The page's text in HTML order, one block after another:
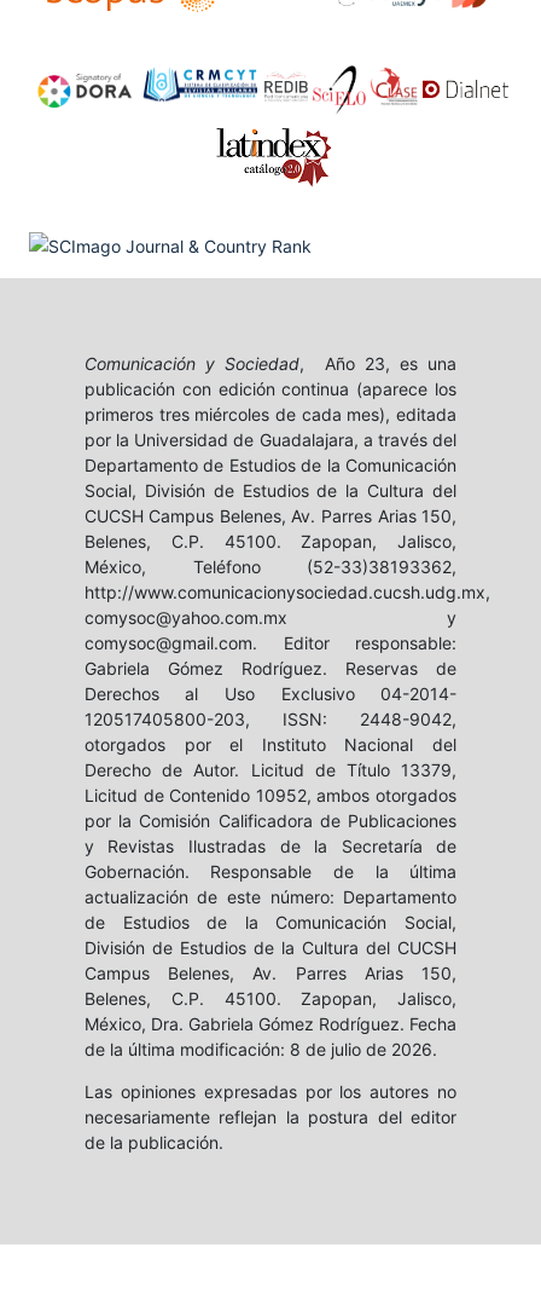
Comunicación y Sociedad, Año 23, es una
publicación con edición continua (aparece los
primeros tres miércoles de cada mes), editada
por la Universidad de Guadalajara, a través del
Departamento de Estudios de la Comunicación
Social, División de Estudios de la Cultura del
CUCSH Campus Belenes, Av. Parres Arias 150,
Belenes, C.P. 45100. Zapopan, Jalisco,
México, Teléfono (52-33)38193362,
http://www.comunicacionysociedad.cucsh.udg.mx,
comysoc@yahoo.com.mx y
comysoc@gmail.com. Editor responsable:
Gabriela Gómez Rodríguez. Reservas de
Derechos al Uso Exclusivo 04-2014-
120517405800-203, ISSN: 2448-9042,
otorgados por el Instituto Nacional del
Derecho de Autor. Licitud de Título 13379,
Licitud de Contenido 10952, ambos otorgados
por la Comisión Calificadora de Publicaciones
y Revistas Ilustradas de la Secretaría de
Gobernación. Responsable de la última
actualización de este número: Departamento
de Estudios de la Comunicación Social,
División de Estudios de la Cultura del CUCSH
Campus Belenes, Av. Parres Arias 150,
Belenes, C.P. 45100. Zapopan, Jalisco,
México, Dra. Gabriela Gómez Rodríguez. Fecha
de la última modificación: 8 de julio de 2026.
Las opiniones expresadas por los autores no
necesariamente reflejan la postura del editor
de la publicación.